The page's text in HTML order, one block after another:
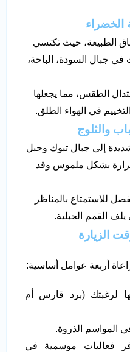
الخضراء
الطبيعة، حيث تكتسي
في جبال السودة، الباحة،
الطقس، مما يجعلها
في الهواء الطلق.
والثلوج
إلى جبال تبوك وجبل
بشكل ملموس وقد
للاستمتاع بالمناظر
يلف القمم الجبلية.
الزيارة
أربعة عوامل أساسية:
لرغبتك (برد قارس أم
المواسم الذروة.
فعاليات موسمية في